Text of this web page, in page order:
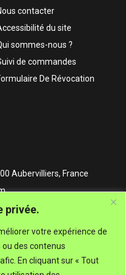
privée.
votre expérience de
des contenus
En cliquant sur « Tout
contacter
du site
sommes-nous ?
de commandes
De Révocation
Aubervilliers, France
h (UTC+01:00)